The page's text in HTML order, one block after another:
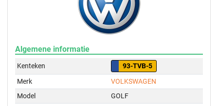
Algemene informatie
Kenteken
93-TVB-5
Merk
VOLKSWAGEN
Model
GOLF